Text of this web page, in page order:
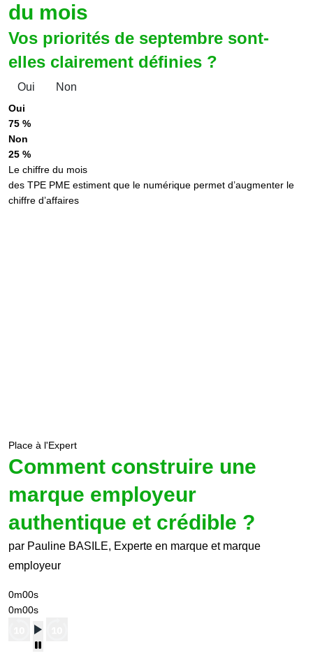
du mois
Vos priorités de septembre sont-
elles clairement définies ?
Oui Non
Oui
75 %
Non
25 %
Le chiffre du mois
des TPE PME estiment que le numérique permet d’augmenter le
chiffre d’affaires
Place à l'Expert
Comment construire une
marque employeur
authentique et crédible ?
par Pauline BASILE, Experte en marque et marque
employeur
0m00s
0m00s